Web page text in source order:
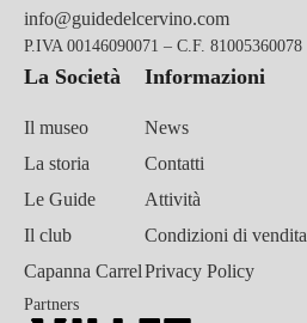
info@guidedelcervino.com
P.IVA 00146090071 – C.F. 81005360078
La Società
Il museo
La storia
Le Guide
Il club
Capanna Carrel
Informazioni
News
Contatti
Attività
Condizioni di vendita
Privacy Policy
Partners